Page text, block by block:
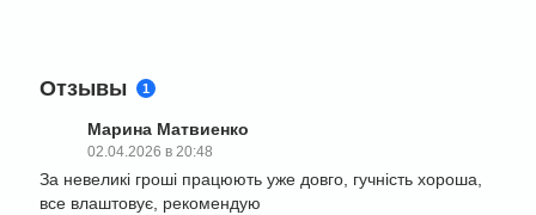
Отзывы 1
Марина Матвиенко
02.04.2026 в 20:48
За невеликі гроші працюють уже довго, гучність хороша,
все влаштовує, рекомендую